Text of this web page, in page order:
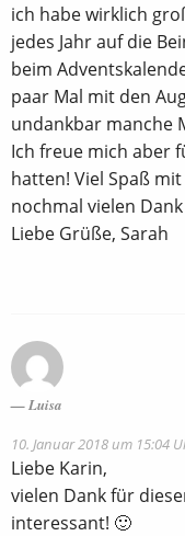
ich habe wirklich
jedes Jahr auf die
beim
paar Mal mit den
undankbar manche
Ich freue mich aber
hatten! Viel Spaß
nochmal vielen
Liebe Grüße, Sarah
Luisa
10. Januar 2018 um 15:04
Liebe Karin,
vielen Dank für
interessant! 🙂